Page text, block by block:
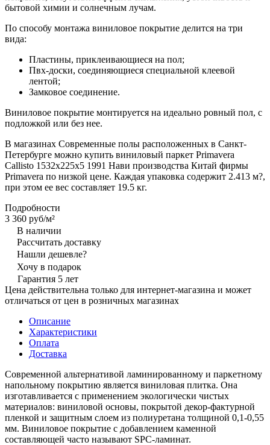
бытовой химии и солнечным лучам.
По способу монтажа виниловое покрытие делится на три
вида:
Пластины, приклеивающиеся на пол;
Пвх-доски, соединяющиеся специальной клеевой
лентой;
Замковое соединение.
Виниловое покрытие монтируется на идеально ровный пол, с
подложкой или без нее.
В магазинах Современные полы расположенных в Санкт-
Петербурге можно купить виниловый паркет Primavera
Callisto 1532х225х5 1991 Нави производства Китай фирмы
Primavera по низкой цене. Каждая упаковка содержит 2.413 м?,
при этом ее вес составляет 19.5 кг.
Подробности
3 360 руб/м²
В наличии
Рассчитать доставку
Нашли дешевле?
Хочу в подарок
Гарантия 5 лет
Цена действительна только для интернет-магазина и может
отличаться от цен в розничных магазинах
Описание
Характеристики
Оплата
Доставка
Современной альтернативой ламинированному и паркетному
напольному покрытию является виниловая плитка. Она
изготавливается с применением экологически чистых
материалов: виниловой основы, покрытой декор-фактурной
пленкой и защитным слоем из полиуретана толщиной 0,1-0,55
мм. Виниловое покрытие с добавлением каменной
составляющей часто называют SPC-ламинат.